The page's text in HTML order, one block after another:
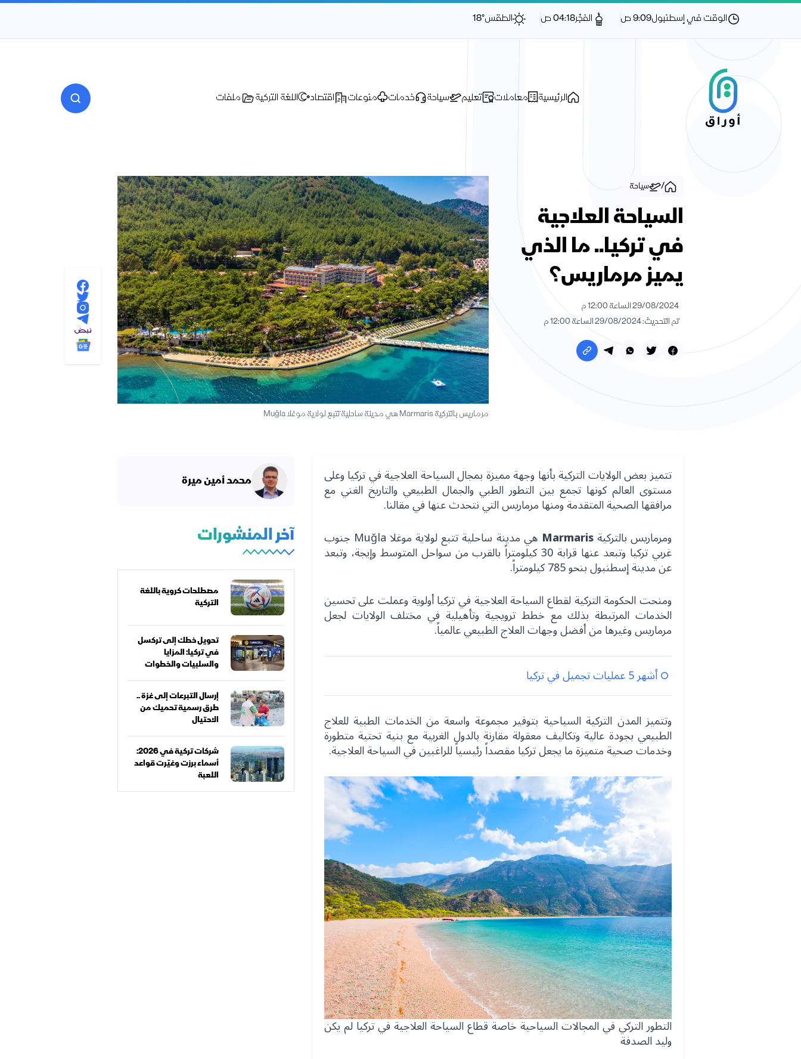
الوقت في إسطنبول9:09 ص الفجْر04:18 ص الطقس18°
الرئيسية معاملات تعليم سياحة خدمات منوعات اقتصاد اللغة التركية ملفات
/ سياحة
السياحة العلاجية
في تركيا.. ما الذي
يميز مرماريس؟
29/08/2024 الساعة 12:00 م
تم التحديث: 29/08/2024 الساعة 12:00 م
مرماريس بالتركية Marmaris هي مدينة ساحلية تتبع لولاية موغلا Muğla
تتميز بعض الولايات التركية بأنها وجهة مميزة بمجال السياحة العلاجية في تركيا وعلى
مستوى العالم كونها تجمع بين التطور الطبي والجمال الطبيعي والتاريخ الغني مع
مرافقها الصحية المتقدمة ومنها مرماريس التي نتحدث عنها في مقالنا.
ومرماريس بالتركيةMarmaris هي مدينة ساحلية تتبع لولاية موغلا Muğla جنوب
غربي تركيا وتبعد عنها قرابة 30 كيلومتراً بالقرب من سواحل المتوسط وإيجة، وتبعد
عن مدينة إسطنبول بنحو 785 كيلومتراً.
ومنحت الحكومة التركية لقطاع السياحة العلاجية في تركيا أولوية وعملت على تحسين
الخدمات المرتبطة بذلك مع خطط ترويجية وتأهيلية في مختلف الولايات لجعل
مرماريس وغيرها من أفضل وجهات العلاج الطبيعي عالمياً.
أشهر 5 عمليات تجميل في تركيا
وتتميز المدن التركية السياحية بتوفير مجموعة واسعة من الخدمات الطبية للعلاج
الطبيعي بجودة عالية وتكاليف معقولة مقارنة بالدول الغربية مع بنية تحتية متطورة
وخدمات صحية متميزة ما يجعل تركيا مقصداً رئيسياً للراغبين في السياحة العلاجية.
التطور التركي في المجالات السياحية خاصة قطاع السياحة العلاجية في تركيا لم يكن
وليد الصدفة
محمد أمين ميرة
آخر المنشورات
مصطلحات كروية باللغة
التركية
تحويل خطك إلى تركسل
في تركيا: المزايا
والسلبيات والخطوات
إرسال التبرعات إلى غزة ..
طرق رسمية تحميك من
الاحتيال
شركات تركية في 2026:
أسماء برزت وغيّرت قواعد
اللعبة